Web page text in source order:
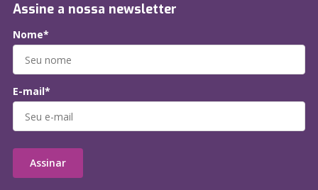
Assine a nossa newsletter
Nome*
E-mail*
Assinar